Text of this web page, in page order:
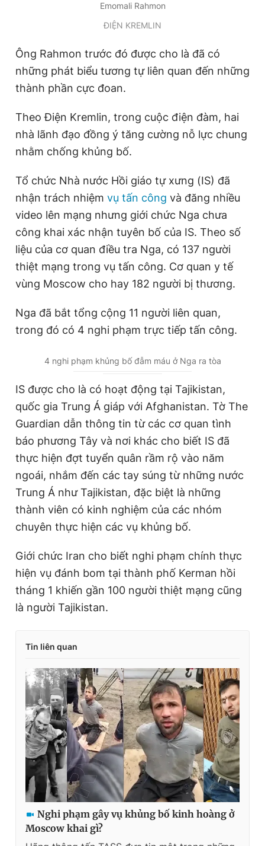
Emomali Rahmon
ĐIỆN KREMLIN
Ông Rahmon trước đó được cho là đã có
những phát biểu tương tự liên quan đến những
thành phần cực đoan.
Theo Điện Kremlin, trong cuộc điện đàm, hai
nhà lãnh đạo đồng ý tăng cường nỗ lực chung
nhằm chống khủng bố.
Tổ chức Nhà nước Hồi giáo tự xưng (IS) đã
nhận trách nhiệm vụ tấn công và đăng nhiều
video lên mạng nhưng giới chức Nga chưa
công khai xác nhận tuyên bố của IS. Theo số
liệu của cơ quan điều tra Nga, có 137 người
thiệt mạng trong vụ tấn công. Cơ quan y tế
vùng Moscow cho hay 182 người bị thương.
Nga đã bắt tổng cộng 11 người liên quan,
trong đó có 4 nghi phạm trực tiếp tấn công.
4 nghi phạm khủng bố đẫm máu ở Nga ra tòa
IS được cho là có hoạt động tại Tajikistan,
quốc gia Trung Á giáp với Afghanistan. Tờ The
Guardian dẫn thông tin từ các cơ quan tình
báo phương Tây và nơi khác cho biết IS đã
thực hiện đợt tuyển quân rầm rộ vào năm
ngoái, nhắm đến các tay súng từ những nước
Trung Á như Tajikistan, đặc biệt là những
thành viên có kinh nghiệm của các nhóm
chuyên thực hiện các vụ khủng bố.
Giới chức Iran cho biết nghi phạm chính thực
hiện vụ đánh bom tại thành phố Kerman hồi
tháng 1 khiến gần 100 người thiệt mạng cũng
là người Tajikistan.
Tin liên quan
Nghi phạm gây vụ khủng bố kinh hoàng ở
Moscow khai gì?